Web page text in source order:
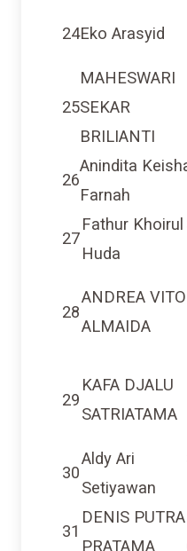
24Eko Arasyid
25
MAHESWARI
SEKAR
BRILIANTI
26
Anindita Keisha
Farnah
27
Fathur Khoirul
Huda
28
ANDREA VITO
ALMAIDA
29
KAFA DJALU
SATRIATAMA
30
Aldy Ari
Setiyawan
31
DENIS PUTRA
PRATAMA